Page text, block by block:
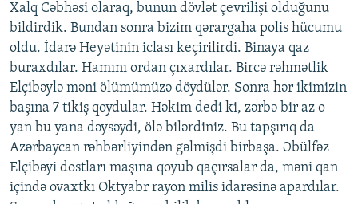
Xalq Cəbhəsi olaraq, bunun dövlət çevrilişi olduğunu
bildirdik. Bundan sonra bizim qərargaha polis hücumu
oldu. İdarə Heyətinin iclası keçirilirdi. Binaya qaz
buraxdılar. Hamını ordan çıxardılar. Bircə rəhmətlik
Elçibəylə məni ölümümüzə döydülər. Sonra hər ikimizin
başına 7 tikiş qoydular. Həkim dedi ki, zərbə bir az o
yan bu yana dəysəydi, ölə bilərdiniz. Bu tapşırıq da
Azərbaycan rəhbərliyindən gəlmişdi birbaşa. Əbülfəz
Elçibəyi dostları maşına qoyub qaçırsalar da, məni qan
içində ovaxtkı Oktyabr rayon milis idarəsinə apardılar.